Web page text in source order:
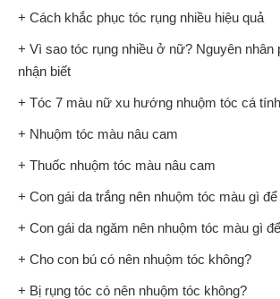
+ Cách khắc phục tóc rụng nhiều hiệu quả
+ Vì sao tóc rụng nhiều ở nữ? Nguyên nhân
nhận biết
+ Tóc 7 màu nữ xu hướng nhuộm tóc cá tính
+ Nhuộm tóc màu nâu cam
+ Thuốc nhuộm tóc màu nâu cam
+ Con gái da trắng nên nhuộm tóc màu gì
+ Con gái da ngăm nên nhuộm tóc màu gì
+ Cho con bú có nên nhuộm tóc không?
+ Bị rụng tóc có nên nhuộm tóc không?